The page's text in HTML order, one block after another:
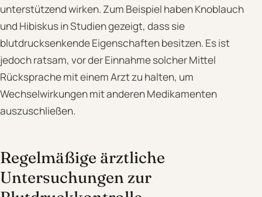
unterstützend wirken. Zum Beispiel haben Knoblauch
und Hibiskus in Studien gezeigt, dass sie
blutdrucksenkende Eigenschaften besitzen. Es ist
jedoch ratsam, vor der Einnahme solcher Mittel
Rücksprache mit einem Arzt zu halten, um
Wechselwirkungen mit anderen Medikamenten
auszuschließen.
Regelmäßige ärztliche
Untersuchungen zur